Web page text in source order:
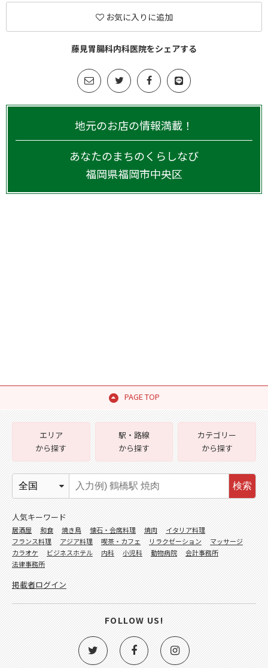
お気に入りに追加
藤見胃腸科内科医院をシェアする
地元のお店の情報満載！
あなたのまちのくらしなび
福岡県福岡市中央区
PAGE TOP
エリア
から探す
駅・路線
から探す
カテゴリー
から探す
検索
人気キーワード
居酒屋 和食 焼き鳥 懐石・会席料理 焼肉
イタリア料理
フランス料理
アジア料理 喫茶・カフェ リラクゼーション
マッサージ
カラオケ
ビジネスホテル 内科 小児科 動物病院
会計事務所
法律事務所
掲載者ログイン
FOLLOW US!